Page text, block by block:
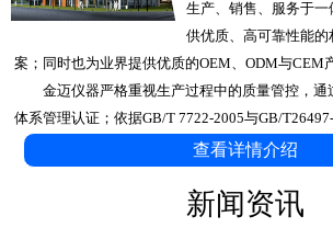
生产、销售、服务于
供优质、高可靠性能
案；同时也为业界提供优质的OEM、ODM与CEM
金迈仪器严格重视生产过程中的质量管控，通
体系管理认证；依据GB/T 7722-2005与GB/
查看详情介绍
新闻资讯